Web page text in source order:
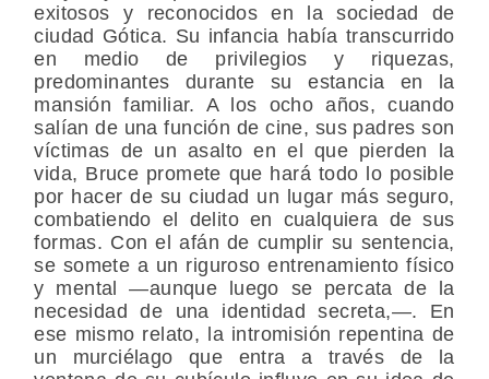
exitosos y reconocidos en la sociedad de
ciudad Gótica. Su infancia había transcurrido
en medio de privilegios y riquezas,
predominantes durante su estancia en la
mansión familiar. A los ocho años, cuando
salían de una función de cine, sus padres son
víctimas de un asalto en el que pierden la
vida, Bruce promete que hará todo lo posible
por hacer de su ciudad un lugar más seguro,
combatiendo el delito en cualquiera de sus
formas. Con el afán de cumplir su sentencia,
se somete a un riguroso entrenamiento físico
y mental —aunque luego se percata de la
necesidad de una identidad secreta,—. En
ese mismo relato, la intromisión repentina de
un murciélago que entra a través de la